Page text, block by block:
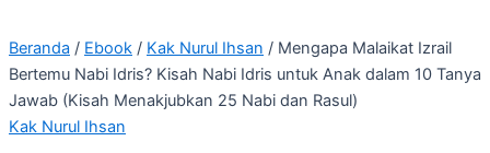
Beranda / Ebook / Kak Nurul Ihsan / Mengapa Malaikat Izrail
Bertemu Nabi Idris? Kisah Nabi Idris untuk Anak dalam 10 Tanya
Jawab (Kisah Menakjubkan 25 Nabi dan Rasul)
Kak Nurul Ihsan